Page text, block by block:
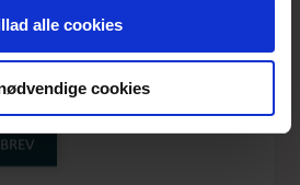
alle cookies
cookies
IN HER